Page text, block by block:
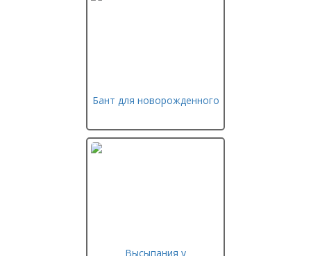
Бант для новорожденного
Высыпания у